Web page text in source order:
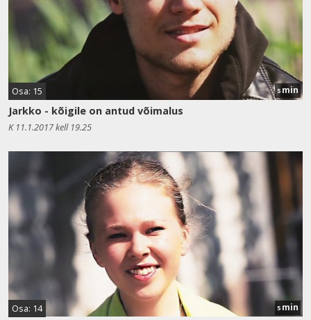
Osa: 15 5 min
Jarkko - kõigile on antud võimalus
K 11.1.2017 kell 19.25
Osa: 14 5 min